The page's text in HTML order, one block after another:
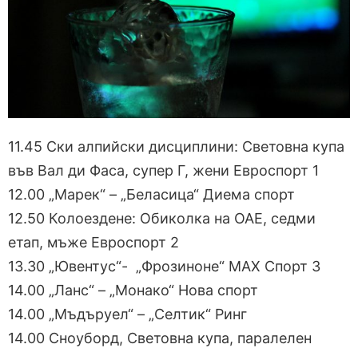
11.45 Ски алпийски дисциплини: Световна купа
във Вал ди Фаса, супер Г, жени Евроспорт 1
12.00 „Марек“ – „Беласица“ Диема спорт
12.50 Колоездене: Обиколка на ОАЕ, седми
етап, мъже Евроспорт 2
13.30 „Ювентус“- „Фрозиноне“ МАХ Спорт 3
14.00 „Ланс“ – „Монако“ Нова спорт
14.00 „Мъдъруел“ – „Селтик“ Ринг
14.00 Сноуборд, Световна купа, паралелен